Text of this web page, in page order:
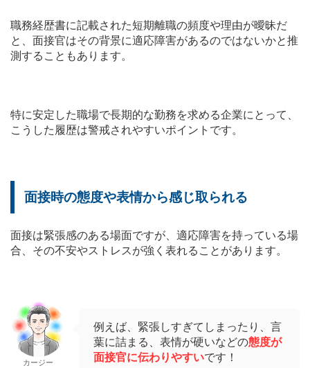
職務経歴書に記載された短期離職の頻度や理由が曖昧だ
と、面接官はその背景に適応障害があるのではないかと推
測することもあります。
特に安定した職場で長期的な勤務を求める企業にとって、
こうした履歴は警戒されやすいポイントです。
面接時の態度や表情から感じ取られる
面接は緊張感のある場面ですが、適応障害を持っている場
合、その不安やストレスが強く表れることがあります。
カージー
例えば、緊張しすぎてしまったり、言
葉に詰まる、表情が硬いなどの態度が
面接官に伝わりやすいです！